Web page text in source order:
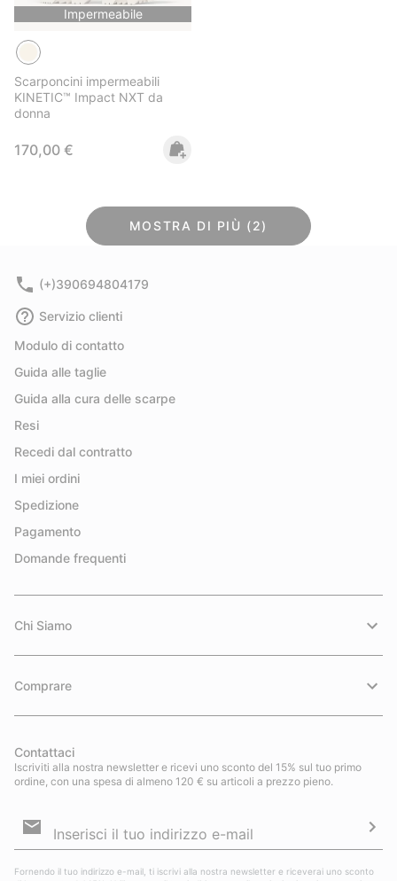
Impermeabile
Scarponcini impermeabili
KINETIC™ Impact NXT da
donna
Regular price:
170,00 €
MOSTRA DI PIÙ (2)
(+)390694804179
Servizio clienti
Modulo di contatto
Guida alle taglie
Guida alla cura delle scarpe
Resi
Recedi dal contratto
I miei ordini
Spedizione
Pagamento
Domande frequenti
Chi Siamo
Comprare
Contattaci
Iscriviti alla nostra newsletter e ricevi uno sconto del 15% sul tuo primo
ordine, con una spesa di almeno 120 € su articoli a prezzo pieno.
e-
Fornendo il tuo indirizzo e-mail, ti iscrivi alla nostra newsletter e riceverai uno sconto